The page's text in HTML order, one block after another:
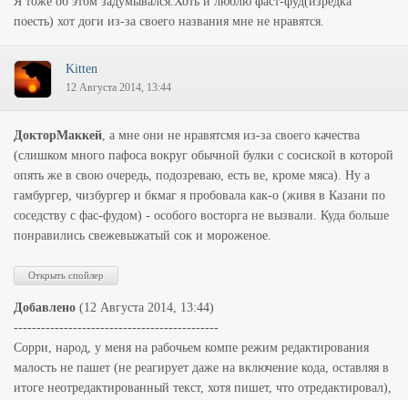
поесть) хот доги из-за своего названия мне не нравятся.
Kitten
12 Августа 2014, 13:44
ДокторМаккей, а мне они не нравятсмя из-за своего качества
(слишком много пафоса вокруг обычной булки с сосиской в которой
опять же в свою очередь, подозреваю, есть ве, кроме мяса). Ну а
гамбургер, чизбургер и бкмаг я пробовала как-о (живя в Казани по
соседству с фас-фудом) - особого восторга не вызвали. Куда больше
понравились свежевыжатый сок и мороженое.
Добавлено (12 Августа 2014, 13:44)
---------------------------------------------
Сорри, народ, у меня на рабочьем компе режим редактирования
малость не пашет (не реагирует даже на включение кода, оставляя в
итоге неотредактированный текст, хотя пишет, что отредактировал),